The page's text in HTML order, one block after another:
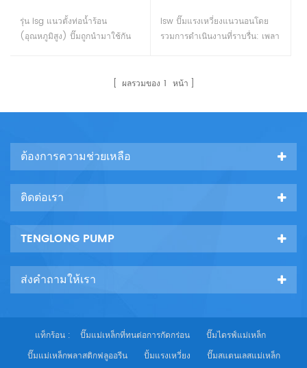
รุ่น isg แนวตั้งท่อน้ำร้อน
(อุณหภูมิสูง) ปั๊มถูกนำมาใช้กัน
คุณสมบัติทางกายภาพและทาง
สำหรับอาคารประปาแรงดัน
อุตสาหกรรมและเมืองน้ำ การ
จัดหาและการระบายน้ำประปาแรง
ดันสูงสำหรับอาคารสูงการ
ชลประทานสปริงเกลอร์สวนแรงดัน
ไฟการขนส่งทางไกลวงจร hvac
isw ปั๊มแรงเหวี่ยงแนวนอนโดย
รวมการดำเนินงานที่ราบรื่น: เพลา
ไดนามิกและแบบคงที่ยอดเยี่ยม
ที่ราบรื่นไม่มีการสั่นสะเทือน กัน
วัสดุที่แตกต่างกันให้แน่ใจว่าไม่มี
ที่แตกต่างกัน เสียงรบกวนต่ำ:
เสียงต่ำสองตลับลูกปืนภายใต้กา
ผลรวมของ 1 หน้า
ต้องการความช่วยเหลือ
ติดต่อเรา
TENGLONG PUMP
ส่งคำถามให้เรา
แท็กร้อน : ปั๊มแม่เหล็กที่ทนต่อการกัดกร่อน
ปั๊มไดรฟ์แม่เหล็ก
ปั๊มแม่เหล็กพลาสติกฟลูออรีน
ปั้มแรงเหวี่ยง ปั๊มสแตนเลสแม่เหล็ก